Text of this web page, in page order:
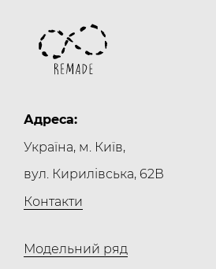
Адреса:
Україна, м. Київ,
вул. Кирилівська, 62В
Контакти
Модельний ряд